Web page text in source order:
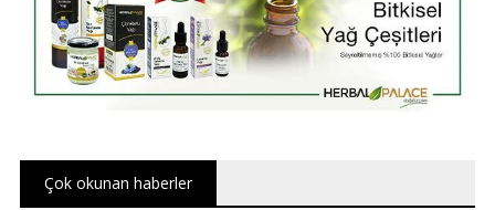
Çok okunan haberler